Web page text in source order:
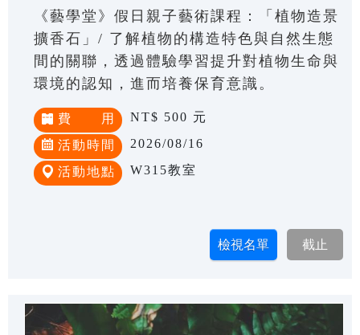
《藝學堂》假日親子藝術課程：「植物造景
擴香石」/ 了解植物的構造特色與自然生態
間的關聯，透過體驗學習提升對植物生命與
環境的認知，進而培養保育意識。
費 用 NT$ 500 元
活動時間 2026/08/16
活動地點 W315教室